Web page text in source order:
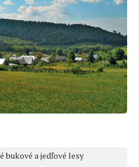
a jedľové lesy